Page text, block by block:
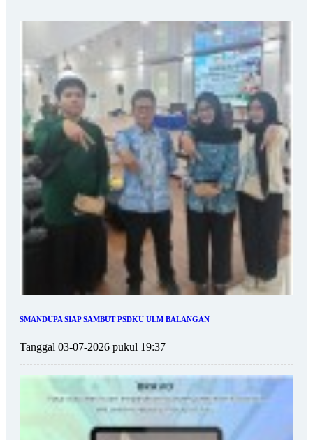
SMANDUPA SIAP SAMBUT PSDKU ULM BALANGAN
Tanggal 03-07-2026 pukul 19:37